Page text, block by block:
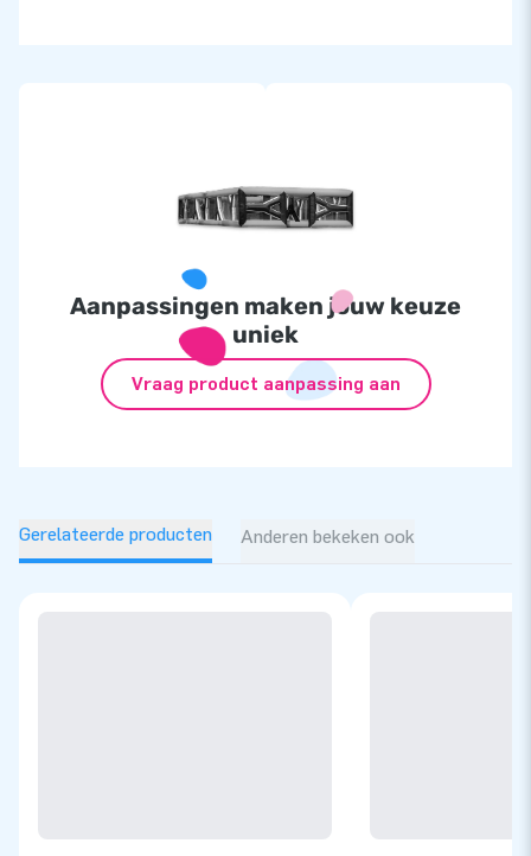
Aanpassingen maken jouw keuze
uniek
Vraag product aanpassing aan
Gerelateerde producten Anderen bekeken ook